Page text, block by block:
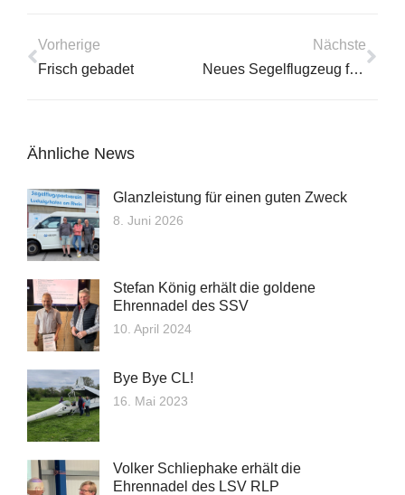
Vorherige
Frisch gebadet
Nächste
Neues Segelflugzeug für den SSV
Ähnliche News
Glanzleistung für einen guten Zweck
8. Juni 2026
Stefan König erhält die goldene
Ehrennadel des SSV
10. April 2024
Bye Bye CL!
16. Mai 2023
Volker Schliephake erhält die
Ehrennadel des LSV RLP